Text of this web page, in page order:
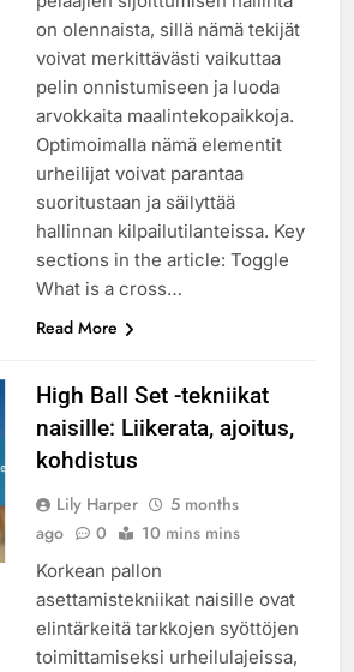
on olennaista, sillä nämä tekijät
voivat merkittävästi vaikuttaa
pelin onnistumiseen ja luoda
arvokkaita maalintekopaikkoja.
Optimoimalla nämä elementit
urheilijat voivat parantaa
suoritustaan ja säilyttää
hallinnan kilpailutilanteissa. Key
sections in the article: Toggle
What is a cross…
Read More
High Ball Set -tekniikat
naisille: Liikerata, ajoitus,
kohdistus
Lily Harper
5 months
ago
0 10 mins mins
Korkean pallon
asettamistekniikat naisille ovat
elintärkeitä tarkkojen syöttöjen
toimittamiseksi urheilulajeissa,